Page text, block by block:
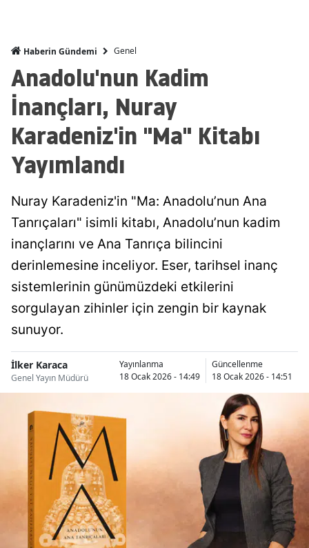
Haberin Gündemi Genel
Anadolu'nun Kadim
İnançları, Nuray
Karadeniz'in "Ma" Kitabı
Yayımlandı
Nuray Karadeniz'in "Ma: Anadolu’nun Ana
Tanrıçaları" isimli kitabı, Anadolu’nun kadim
inançlarını ve Ana Tanrıça bilincini
derinlemesine inceliyor. Eser, tarihsel inanç
sistemlerinin günümüzdeki etkilerini
sorgulayan zihinler için zengin bir kaynak
sunuyor.
İlker Karaca
Genel Yayın Müdürü
Yayınlanma
18 Ocak 2026 - 14:49
Güncellenme
18 Ocak 2026 - 14:51